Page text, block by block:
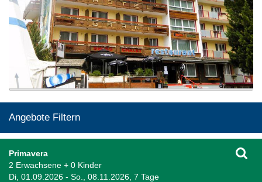
Angebote Filtern
Primavera
2 Erwachsene + 0 Kinder
Di, 01.09.2026 - So., 08.11.2026, 7 Tage